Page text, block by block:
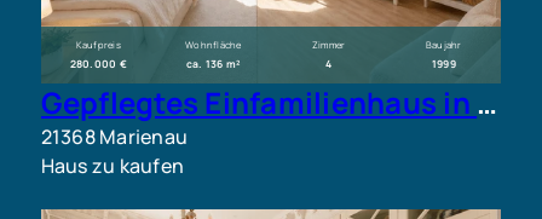
Kaufpreis
280.000 €
Wohnfläche
ca. 136 m²
Zimmer
4
Baujahr
1999
Gepflegtes Einfamilienhaus in ländlicher Lage – ideal für Familien oder Kapitalanleger
21368 Marienau
Haus zu kaufen